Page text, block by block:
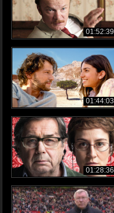
01:52:39
01:44:03
01:28:36